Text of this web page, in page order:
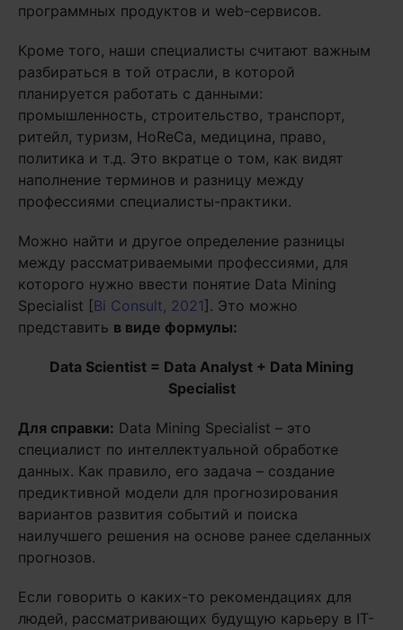
программных продуктов и web-сервисов.
Кроме того, наши специалисты считают важным
разбираться в той отрасли, в которой
планируется работать с данными:
промышленность, строительство, транспорт,
ритейл, туризм, HoReCa, медицина, право,
политика и т.д. Это вкратце о том, как видят
наполнение терминов и разницу между
профессиями специалисты-практики.
Можно найти и другое определение разницы
между рассматриваемыми профессиями, для
которого нужно ввести понятие Data Mining
Specialist [Bi Consult, 2021]. Это можно
представить в виде формулы:
Data Scientist = Data Analyst + Data Mining
Specialist
Для справки: Data Mining Specialist – это
специалист по интеллектуальной обработке
данных. Как правило, его задача – создание
предиктивной модели для прогнозирования
вариантов развития событий и поиска
наилучшего решения на основе ранее сделанных
прогнозов.
Если говорить о каких-то рекомендациях для
людей, рассматривающих будущую карьеру в IT-